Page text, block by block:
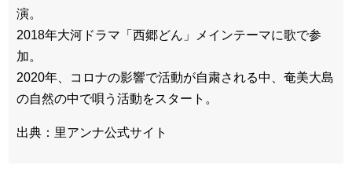
演。
2018年大河ドラマ「西郷どん」メインテーマに歌で参
加。
2020年、コロナの影響で活動が自粛される中、奄美大島
の自然の中で唄う活動をスタート。
出典：里アンナ公式サイト